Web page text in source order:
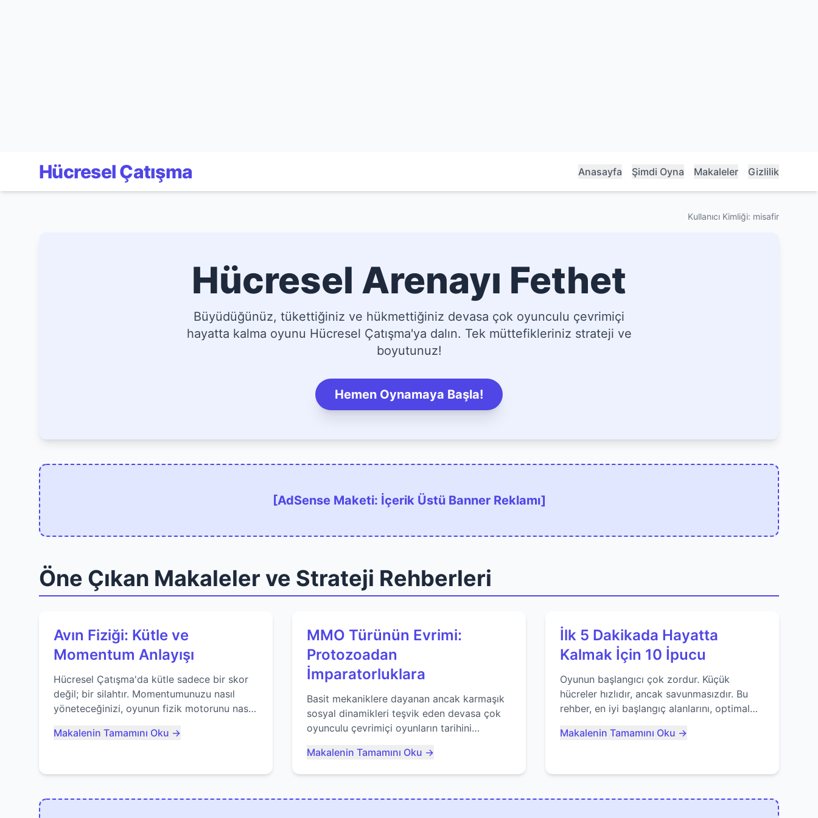
Hücresel Çatışma Anasayfa Şimdi Oyna Makaleler Gizlilik
Kullanıcı Kimliği: misafir
Hücresel Arenayı Fethet
Büyüdüğünüz, tükettiğiniz ve hükmettiğiniz devasa çok oyunculu çevrimiçi
hayatta kalma oyunu Hücresel Çatışma'ya dalın. Tek müttefikleriniz strateji ve
boyutunuz!
Hemen Oynamaya Başla!
[AdSense Maketi: İçerik Üstü Banner Reklamı]
Öne Çıkan Makaleler ve Strateji Rehberleri
Avın Fiziği: Kütle ve
Momentum Anlayışı
Hücresel Çatışma'da kütle sadece bir skor
değil; bir silahtır. Momentumunuzu nasıl
yöneteceğinizi, oyunun fizik motorunu nasıl
nasıl ustalaşacağınızı öğrenin...
Makalenin Tamamını Oku →
MMO Türünün Evrimi:
Protozoadan
İmparatorluklara
Basit mekaniklere dayanan ancak karmaşık
sosyal dinamikleri teşvik eden devasa çok
oyunculu çevrimiçi oyunların tarihini
bakıyoruz...
Makalenin Tamamını Oku →
İlk 5 Dakikada Hayatta
Kalmak İçin 10 İpucu
Oyunun başlangıcı çok zordur. Küçük
hücreler hızlıdır, ancak savunmasızdır. Bu
rehber, en iyi başlangıç alanlarını, optimal
olmaktan nasıl kaçınacağınızı anlatıyor...
Makalenin Tamamını Oku →